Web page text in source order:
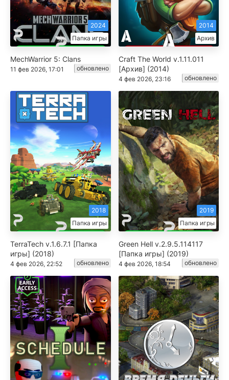
Папка игры
2024
MechWarrior 5: Clans
11 фев 2026, 17:01 обновлено
Архив
2014
Craft The World v.1.11.011
[Архив] (2014)
4 фев 2026, 23:16 обновлено
Папка игры
2018
TerraTech v.1.6.7.1 [Папка
игры] (2018)
4 фев 2026, 22:52 обновлено
Папка игры
2019
Green Hell v.2.9.5.114117
[Папка игры] (2019)
4 фев 2026, 18:54 обновлено